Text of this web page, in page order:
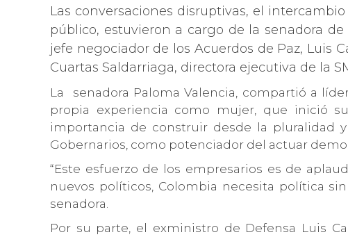
Las conversaciones disruptivas, el
público, estuvieron a cargo de la senadora
jefe negociador de los Acuerdos de Paz, Luis
Cuartas Saldarriaga, directora ejecutiva de la
La senadora Paloma Valencia, compartió a
propia experiencia como mujer, que inició
importancia de construir desde la pluralidad
Gobernarios, como potenciador del actuar
“Este esfuerzo de los empresarios es de
nuevos políticos, Colombia necesita política
senadora.
Por su parte, el exministro de Defensa Luis